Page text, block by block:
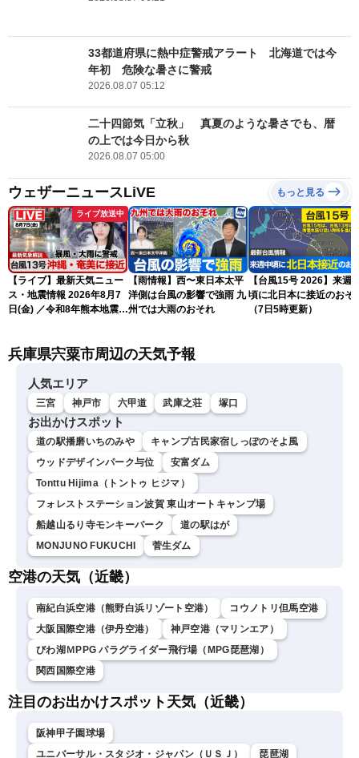
33都道府県に熱中症警戒アラート 北海道では今
年初 危険な暑さに警戒
2026.08.07 05:12
二十四節気「立秋」 真夏のような暑さでも、暦
の上では今日から秋
2026.08.07 05:00
ウェザーニュースLiVE もっと見る
ライブ放送中
【ライブ】最新天気ニュー
ス・地震情報 2026年8月7
日(金) ／令和8年熊本地震情
央・江川清音／有賀哲夫〉
【雨情報】西〜東日本太平
洋側は台風の影響で強雨 九
州では大雨のおそれ
【台風15号 2026】来週
頃に北日本に接近のおそ
（7日5時更新）
兵庫県宍粟市周辺の天気予報
人気エリア
三宮 神戸市 六甲道 武庫之荘 塚口
お出かけスポット
道の駅播磨いちのみや
キャンプ古民家宿しっぽのそよ風
ウッドデザインパーク与位
安富ダム
Tonttu Hijima（トントゥ ヒジマ）
フォレストステーション波賀 東山オートキャンプ場
船越山るり寺モンキーパーク
道の駅はが
MONJUNO FUKUCHI
菅生ダム
空港の天気（近畿）
南紀白浜空港（熊野白浜リゾート空港）
コウノトリ但馬空港
大阪国際空港（伊丹空港）
神戸空港（マリンエア）
びわ湖ＭPPG パラグライダー飛行場（MPG琵琶湖）
関西国際空港
注目のお出かけスポット天気（近畿）
阪神甲子園球場
ユニバーサル・スタジオ・ジャパン（ＵＳＪ）
琵琶湖